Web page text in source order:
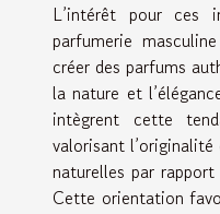
L’intérêt pour ces
parfumerie
créer des parfums
la nature et
intègrent cette
valorisant
naturelles par
Cette orientation